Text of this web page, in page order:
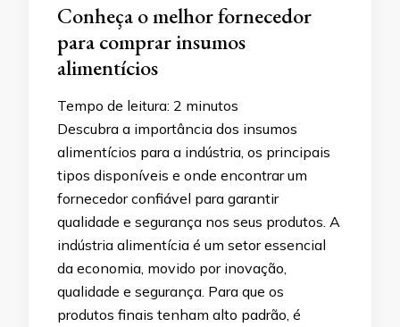
Conheça o melhor fornecedor
para comprar insumos
alimentícios
Tempo de leitura: 2 minutos
Descubra a importância dos insumos
alimentícios para a indústria, os principais
tipos disponíveis e onde encontrar um
fornecedor confiável para garantir
qualidade e segurança nos seus produtos. A
indústria alimentícia é um setor essencial
da economia, movido por inovação,
qualidade e segurança. Para que os
produtos finais tenham alto padrão, é